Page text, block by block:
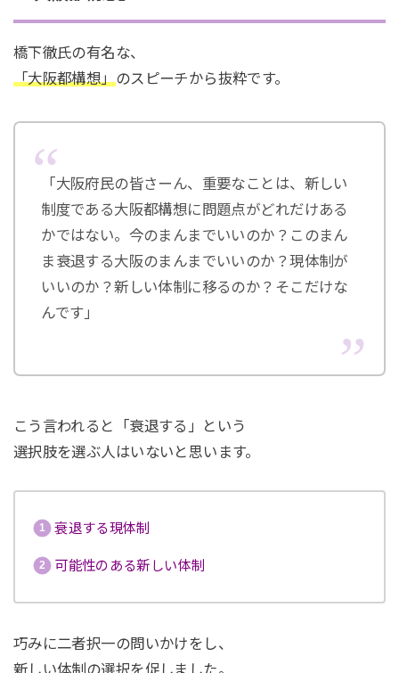
橋下徹氏の有名な、
「大阪都構想」のスピーチから抜粋です。
「大阪府民の皆さーん、重要なことは、新しい
制度である大阪都構想に問題点がどれだけある
かではない。今のまんまでいいのか？このまん
ま衰退する大阪のまんまでいいのか？現体制が
いいのか？新しい体制に移るのか？そこだけな
んです」
こう言われると「衰退する」という
選択肢を選ぶ人はいないと思います。
衰退する現体制
可能性のある新しい体制
巧みに二者択一の問いかけをし、
新しい体制の選択を促しました。